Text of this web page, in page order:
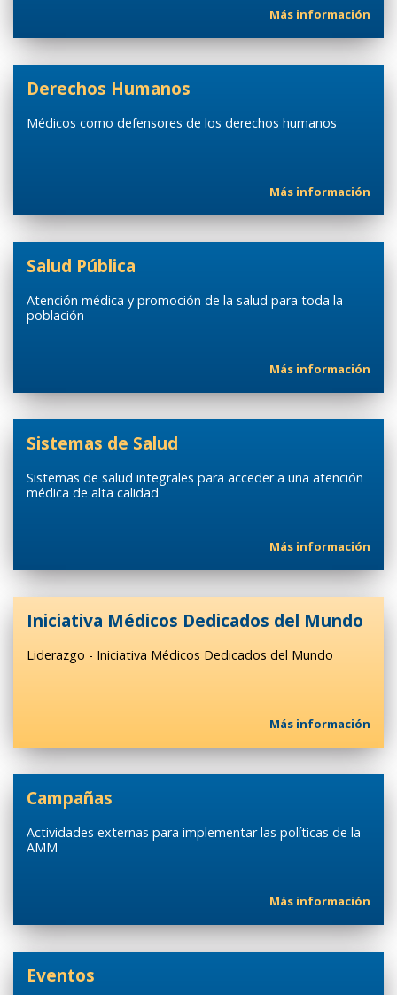
Más información
Derechos Humanos
Médicos como defensores de los derechos humanos
Más información
Salud Pública
Atención médica y promoción de la salud para toda la
población
Más información
Sistemas de Salud
Sistemas de salud integrales para acceder a una atención
médica de alta calidad
Más información
Iniciativa Médicos Dedicados del Mundo
Liderazgo - Iniciativa Médicos Dedicados del Mundo
Más información
Campañas
Actividades externas para implementar las políticas de la
AMM
Más información
Eventos